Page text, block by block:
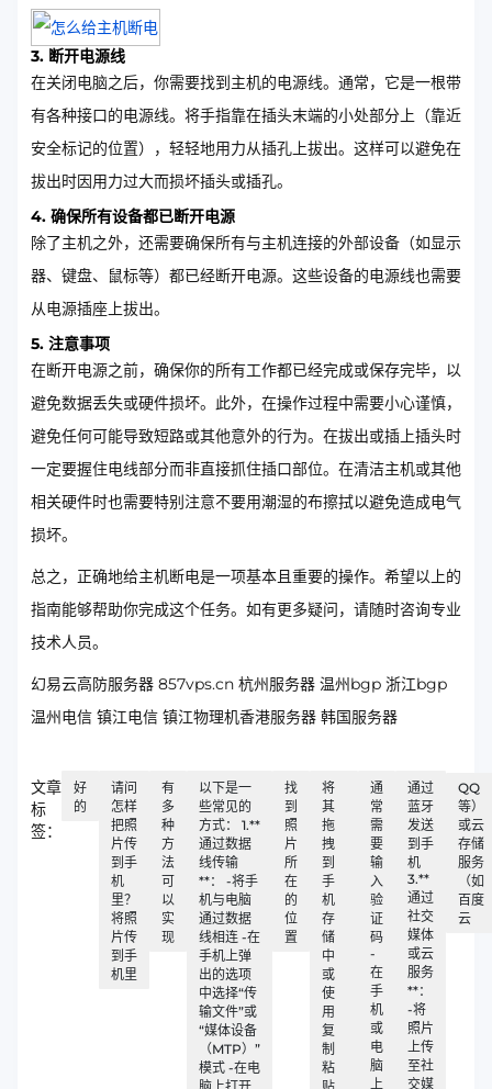
3. 断开电源线
在关闭电脑之后，你需要找到主机的电源线。通常，它是一根带
有各种接口的电源线。将手指靠在插头末端的小处部分上（靠近
安全标记的位置），轻轻地用力从插孔上拔出。这样可以避免在
拔出时因用力过大而损坏插头或插孔。
4. 确保所有设备都已断开电源
除了主机之外，还需要确保所有与主机连接的外部设备（如显示
器、键盘、鼠标等）都已经断开电源。这些设备的电源线也需要
从电源插座上拔出。
5. 注意事项
在断开电源之前，确保你的所有工作都已经完成或保存完毕，以
避免数据丢失或硬件损坏。此外，在操作过程中需要小心谨慎，
避免任何可能导致短路或其他意外的行为。在拔出或插上插头时
一定要握住电线部分而非直接抓住插口部位。在清洁主机或其他
相关硬件时也需要特别注意不要用潮湿的布擦拭以避免造成电气
损坏。
总之，正确地给主机断电是一项基本且重要的操作。希望以上的
指南能够帮助你完成这个任务。如有更多疑问，请随时咨询专业
技术人员。
幻易云高防服务器 857vps.cn 杭州服务器 温州bgp 浙江bgp
温州电信 镇江电信 镇江物理机香港服务器 韩国服务器
文章
标
签：
好
的
请问
怎样
把照
片传
到手
机
里？
将照
片传
到手
机里
有
多
种
方
法
可
以
实
现
以下是一
些常见的
方式： 1.**
通过数据
线传输
**： -将手
机与电脑
通过数据
线相连 -在
手机上弹
出的选项
中选择“传
输文件”或
“媒体设备
（MTP）”
模式 -在电
找
到
照
片
所
在
的
位
置
将
其
拖
拽
到
手
机
存
储
中
或
使
用
复
制
粘
通
常
需
要
输
入
验
证
码
-
在
手
机
或
电
脑
上
通过
蓝牙
发送
到手
机
3.**
通过
社交
媒体
或云
服务
**：
-将
照片
上传
至社
交媒
QQ
等）
或云
存储
服务
（如
百度
云